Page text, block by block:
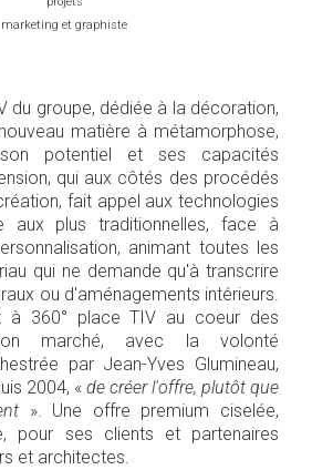
marketing et graphiste
du groupe, dédiée à la décoration,
matière à métamorphose,
potentiel et ses capacités
qui aux côtés des procédés
fait appel aux technologies
aux plus traditionnelles, face à
animant toutes les
qui ne demande qu'à transcrire
ou d'aménagements intérieurs.
à 360° place TIV au coeur des
marché, avec la volonté
par Jean-Yves Glumineau,
2004, « de créer l'offre, plutôt que
». Une offre premium ciselée,
pour ses clients et partenaires
et architectes.